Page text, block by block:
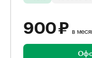
900 ₽ в